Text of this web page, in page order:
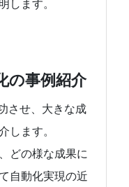
します。
の事例紹介
させ、大きな成
します。
どの様な成果に
自動化実現の近